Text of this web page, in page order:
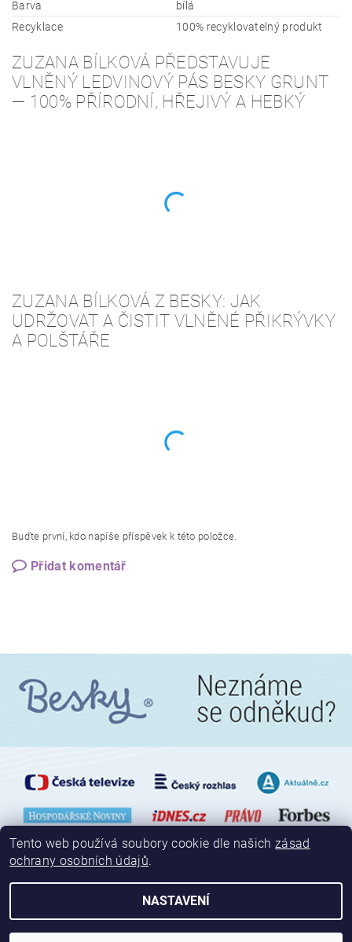
Barva
bílá
Recyklace
100% recyklovatelný produkt
ZUZANA BÍLKOVÁ PŘEDSTAVUJE
VLNĚNÝ LEDVINOVÝ PÁS BESKY GRUNT
— 100% PŘÍRODNÍ, HŘEJIVÝ A HEBKÝ
ZUZANA BÍLKOVÁ Z BESKY: JAK
UDRŽOVAT A ČISTIT VLNĚNÉ PŘIKRÝVKY
A POLŠTÁŘE
Buďte první, kdo napíše příspěvek k této položce.
Přidat komentář
2026 © Besky, všechna práva vyhrazena
Tento web používá soubory cookie dle našichzásad
ochrany osobních údajů.
NASTAVENÍ